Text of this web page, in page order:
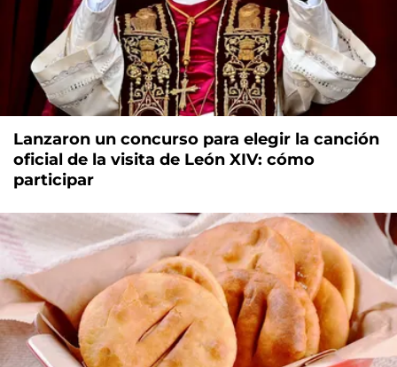
Lanzaron un concurso para elegir la canción
oficial de la visita de León XIV: cómo
participar